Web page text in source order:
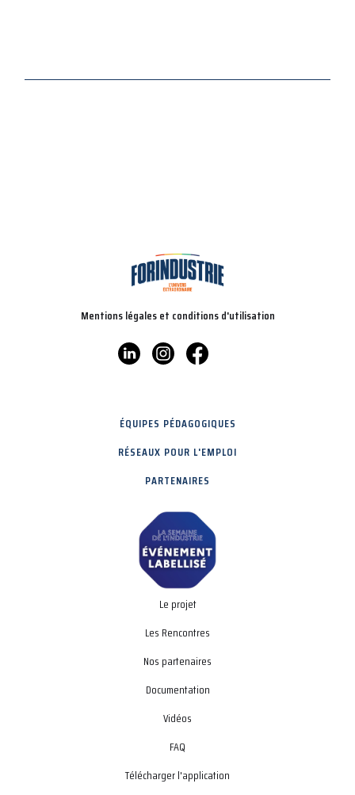
Mentions légales et conditions d'utilisation
ÉQUIPES PÉDAGOGIQUES
RÉSEAUX POUR L'EMPLOI
PARTENAIRES
Le projet
Les Rencontres
Nos partenaires
Documentation
Vidéos
FAQ
Télécharger l'application